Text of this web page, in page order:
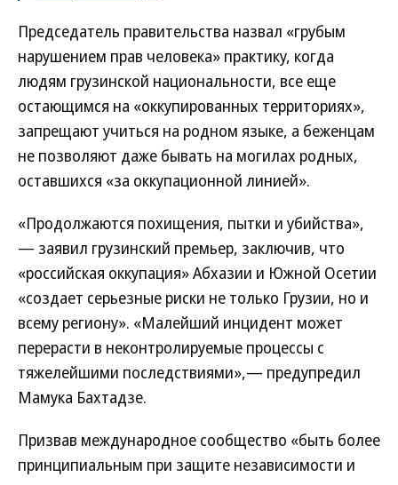
Председатель правительства назвал «грубым
нарушением прав человека» практику, когда
людям грузинской национальности, все еще
остающимся на «оккупированных территориях»,
запрещают учиться на родном языке, а беженцам
не позволяют даже бывать на могилах родных,
оставшихся «за оккупационной линией».
«Продолжаются похищения, пытки и убийства»,
— заявил грузинский премьер, заключив, что
«российская оккупация» Абхазии и Южной Осетии
«создает серьезные риски не только Грузии, но и
всему региону». «Малейший инцидент может
перерасти в неконтролируемые процессы с
тяжелейшими последствиями»,— предупредил
Мамука Бахтадзе.
Призвав международное сообщество «быть более
принципиальным при защите независимости и